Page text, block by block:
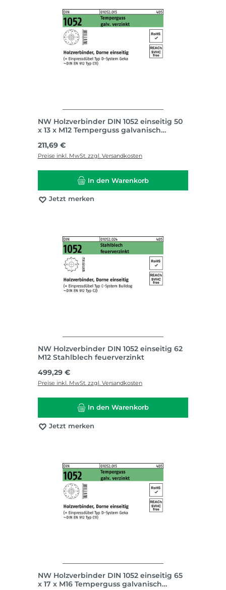
NW Holzverbinder DIN 1052 einseitig 50
x 13 x M12 Temperguss galvanisch
Regulärer Preis:
211,69 €
Preise inkl. MwSt. zzgl. Versandkosten
In den Warenkorb
Jetzt merken
NW Holzverbinder DIN 1052 einseitig 62
M12 Stahlblech feuerverzinkt
Regulärer Preis:
499,29 €
Preise inkl. MwSt. zzgl. Versandkosten
In den Warenkorb
Jetzt merken
NW Holzverbinder DIN 1052 einseitig 65
x 17 x M16 Temperguss galvanisch